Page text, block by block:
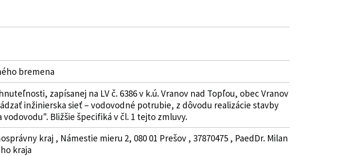
bremena
zapísanej na LV č. 6386 v k.ú. Vranov nad Topľou, obec Vranov
inžinierska sieť – vodovodné potrubie, z dôvodu realizácie stavby
Bližšie špecifiká v čl. 1 tejto zmluvy.
kraj , Námestie mieru 2, 080 01 Prešov , 37870475 , PaedDr. Milan
kraja